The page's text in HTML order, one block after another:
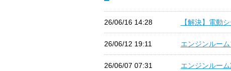
26/06/16 14:28 【解決】電動
26/06/12 19:11 エンジンルー
26/06/07 07:31 エンジンルー